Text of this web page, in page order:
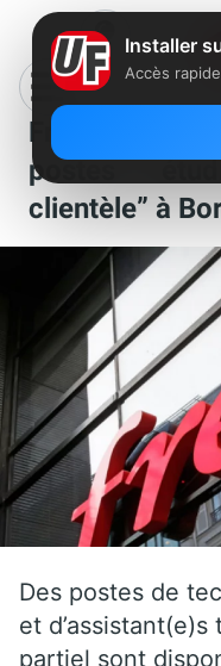
Free
postes
clientèle” à
Des postes de
et
partiel sont
Installer
Accès